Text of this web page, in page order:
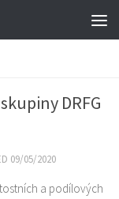
DRFG
09/05/2020
a podílových